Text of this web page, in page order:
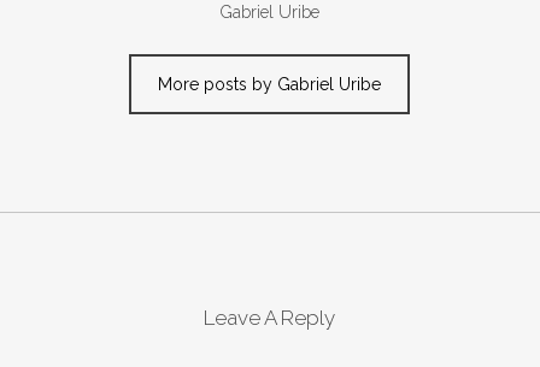
Gabriel Uribe
More posts by Gabriel Uribe
Leave A Reply